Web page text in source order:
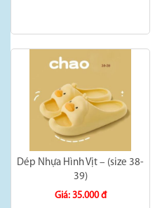
Dép Nhựa Hình Vịt – (size 38-
39)
Giá: 35.000 đ